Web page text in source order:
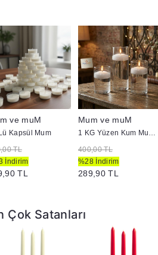
belirli aralıklarla kontrol edin.
yakınlarına koymayın.
ve muM
Kapsül Mum
TL
İndirim
TL
Mum ve muM
1 KG Yüzen Kum Mum ( İnci Tozu Mum )
400,00 TL
%28 İndirim
289,90 TL
Çok Satanları